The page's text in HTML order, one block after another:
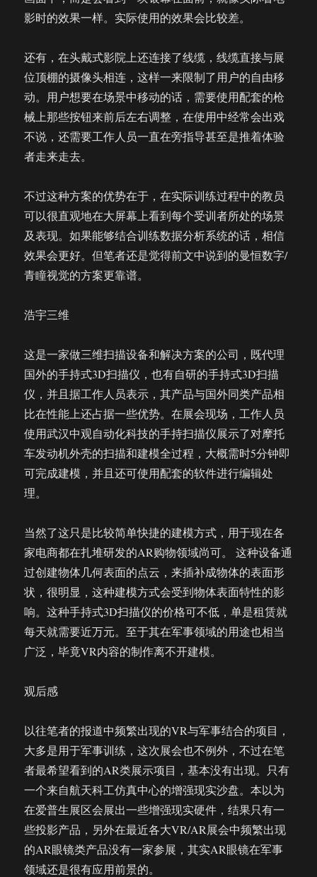
影时的效果一样。实际使用的效果会比较差。
还有，在头戴式影院上还连接了线缆，线缆直接与展
位顶棚的摄像头相连，这样一来限制了用户的自由移
动。用户想要在场景中移动的话，需要使用配套的枪
械上那些按钮来前后左右调整，在使用中经常会出戏
不说，还需要工作人员一直在旁指导甚至是推着体验
者走来走去。
不过这种方案的优势在于，在实际训练过程中的教员
可以很直观地在大屏幕上看到每个受训者所处的场景
及表现。如果能够结合训练数据分析系统的话，相信
效果会更好。但笔者还是觉得前文中说到的曼恒数字/
青瞳视觉的方案更靠谱。
浩宇三维
这是一家做三维扫描设备和解决方案的公司，既代理
国外的手持式3D扫描仪，也有自研的手持式3D扫描
仪，并且据工作人员表示，其产品与国外同类产品相
比在性能上还占据一些优势。在展会现场，工作人员
使用武汉中观自动化科技的手持扫描仪展示了对摩托
车发动机外壳的扫描和建模全过程，大概需时5分钟即
可完成建模，并且还可使用配套的软件进行编辑处
理。
当然了这只是比较简单快捷的建模方式，用于现在各
家电商都在扎堆研发的AR购物领域尚可。 这种设备通
过创建物体几何表面的点云，来插补成物体的表面形
状，很明显，这种建模方式会受到物体表面特性的影
响。这种手持式3D扫描仪的价格可不低，单是租赁就
每天就需要近万元。至于其在军事领域的用途也相当
广泛，毕竟VR内容的制作离不开建模。
观后感
以往笔者的报道中频繁出现的VR与军事结合的项目，
大多是用于军事训练，这次展会也不例外，不过在笔
者最希望看到的AR类展示项目，基本没有出现。只有
一个来自航天科工仿真中心的增强现实沙盘。本以为
在爱普生展区会展出一些增强现实硬件，结果只有一
些投影产品，另外在最近各大VR/AR展会中频繁出现
的AR眼镜类产品没有一家参展，其实AR眼镜在军事
领域还是很有应用前景的。